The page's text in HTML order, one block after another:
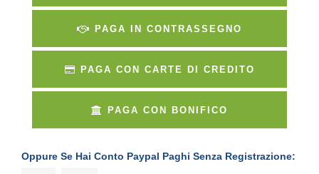
PAGA IN CONTRASSEGNO
PAGA CON CARTE DI CREDITO
PAGA CON BONIFICO
Oppure Se Hai Conto Paypal Paghi Senza Registrazione: